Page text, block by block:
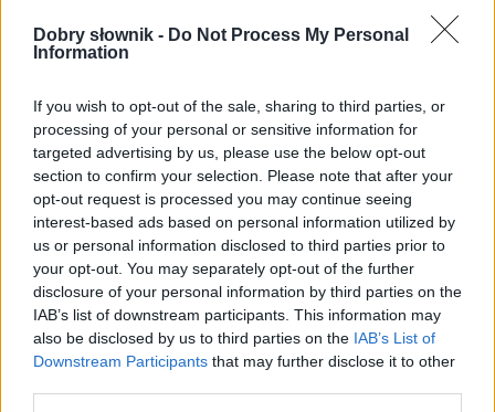
Dobry słownik - Do Not Process My Personal
Information
If you wish to opt-out of the sale, sharing to third parties, or
processing of your personal or sensitive information for
targeted advertising by us, please use the below opt-out
section to confirm your selection. Please note that after your
opt-out request is processed you may continue seeing
interest-based ads based on personal information utilized by
us or personal information disclosed to third parties prior to
your opt-out. You may separately opt-out of the further
disclosure of your personal information by third parties on the
IAB’s list of downstream participants. This information may
also be disclosed by us to third parties on the IAB’s List of
Downstream Participants that may further disclose it to other
Pozostały wątpliwości? Brakuje czegoś w haśle?
Zobacz, co zyskują abonenci Dobrego słownika.
Często sprawdzane
Jak się witają papieże
Piłka nożna i futbol kontra football i soccer
Kim jest Bozia?
Ciekawostki
słowo— Długie słowa